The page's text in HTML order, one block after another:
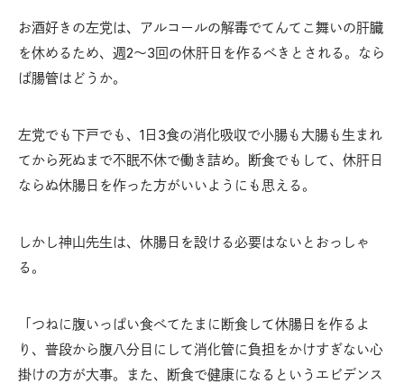
お酒好きの左党は、アルコールの解毒でてんてこ舞いの肝臓
を休めるため、週2〜3回の休肝日を作るべきとされる。なら
ば腸管はどうか。
左党でも下戸でも、1日3食の消化吸収で小腸も大腸も生まれ
てから死ぬまで不眠不休で働き詰め。断食でもして、休肝日
ならぬ休腸日を作った方がいいようにも思える。
しかし神山先生は、休腸日を設ける必要はないとおっしゃ
る。
「つねに腹いっぱい食べてたまに断食して休腸日を作るよ
り、普段から腹八分目にして消化管に負担をかけすぎない心
掛けの方が大事。また、断食で健康になるというエビデンス